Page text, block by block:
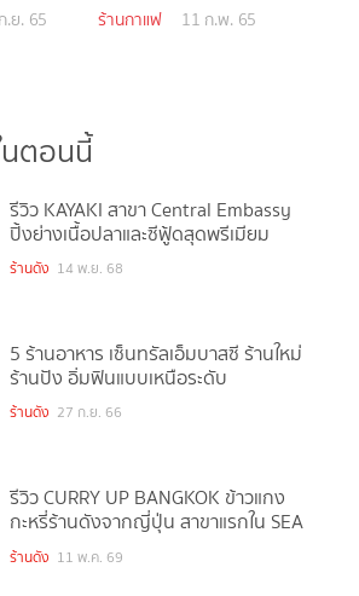
.ย. 65 ร้านกาแฟ 11 ก.พ. 65
ตอนนี้
รีวิว KAYAKI สาขา Central Embassy
ปิ้งย่างเนื้อปลาและซีฟู้ดสุดพรีเมียม
ร้านดัง 14 พ.ย. 68
5 ร้านอาหาร เซ็นทรัลเอ็มบาสซี ร้านใหม่
ร้านปัง อิ่มฟินแบบเหนือระดับ
ร้านดัง 27 ก.ย. 66
รีวิว CURRY UP BANGKOK ข้าวแกง
กะหรี่ร้านดังจากญี่ปุ่น สาขาแรกใน SEA
ร้านดัง 11 พ.ค. 69